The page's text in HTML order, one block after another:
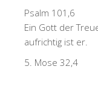
Psalm 101,6
Ein Gott der
aufrichtig ist er.
5. Mose 32,4